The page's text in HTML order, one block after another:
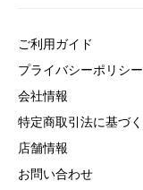
ご利用ガイド
プライバシーポリシー
会社情報
特定商取引法に基づ
店舗情報
お問い合わせ